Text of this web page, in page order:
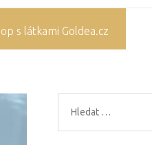
s látkami Goldea.cz
Vyhledávání